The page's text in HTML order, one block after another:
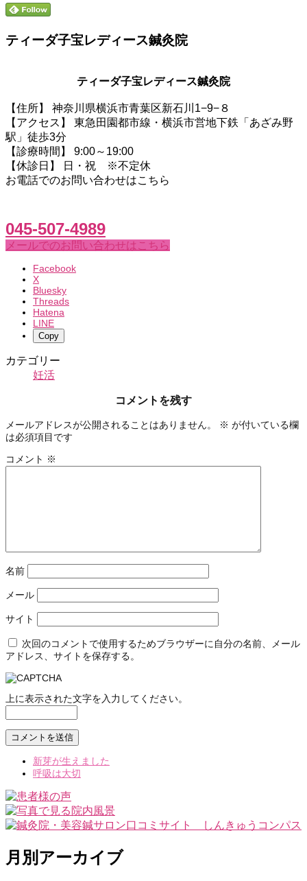
ティーダ子宝レディース鍼灸院
ティーダ子宝レディース鍼灸院
【住所】 神奈川県横浜市青葉区新石川1−9−８
【アクセス】 東急田園都市線・横浜市営地下鉄「あざみ野
駅」徒歩3分
【診療時間】 9:00～19:00
【休診日】 日・祝 ※不定休
お電話でのお問い合わせはこちら
045-507-4989
メールでのお問い合わせはこちら
Facebook
X
Bluesky
Threads
Hatena
LINE
Copy
カテゴリー
妊活
コメントを残す
メールアドレスが公開されることはありません。 ※ が付いている欄
は必須項目です
コメント ※
名前
メール
サイト
次回のコメントで使用するためブラウザーに自分の名前、メール
アドレス、サイトを保存する。
上に表示された文字を入力してください。
新芽が生えました
呼吸は大切
月別アーカイブ